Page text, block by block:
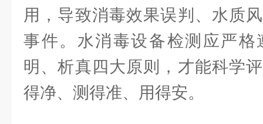
用，导致消毒效果误判、水质
事件。水消毒设备检测应严格
明、析真四大原则，才能科学
得净、测得准、用得安。